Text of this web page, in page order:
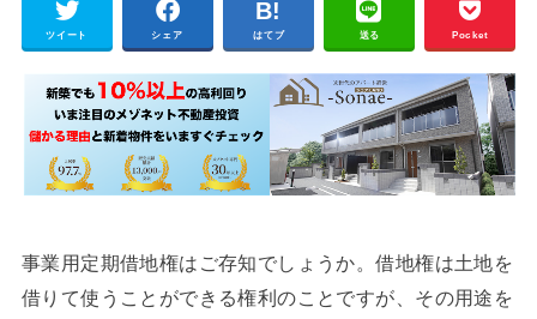
ツイート シェア はてブ 送る Pocket
事業用定期借地権はご存知でしょうか。借地権は土地を
借りて使うことができる権利のことですが、その用途を